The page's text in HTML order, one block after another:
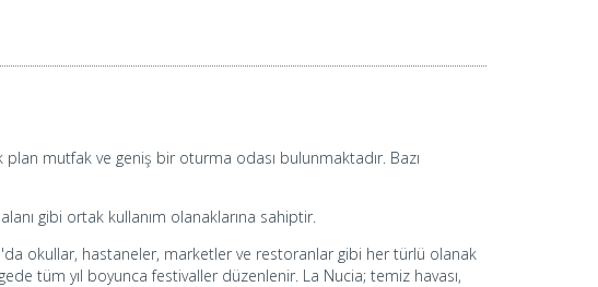
plan mutfak ve geniş bir oturma odası bulunmaktadır. Bazı
gibi ortak kullanım olanaklarına sahiptir.
okullar, hastaneler, marketler ve restoranlar gibi her türlü olanak
tüm yıl boyunca festivaller düzenlenir. La Nucia; temiz havası,